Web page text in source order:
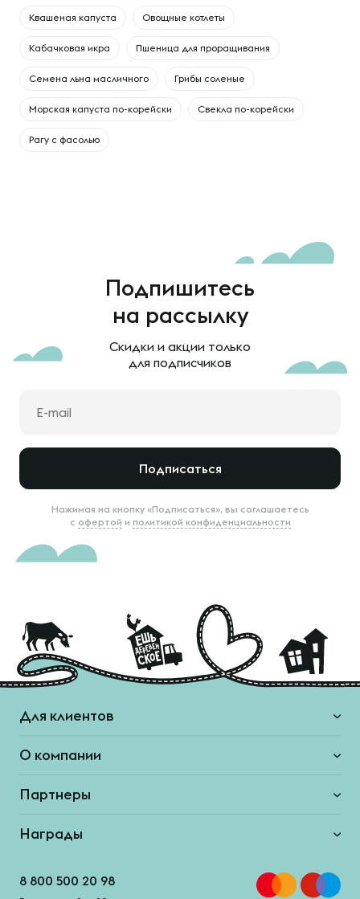
Квашеная капуста Овощные котлеты
Кабачковая икра Пшеница для проращивания
Семена льна масличного Грибы соленые
Морская капуста по-корейски Свекла по-корейски
Рагу с фасолью
Подпишитесь
на рассылку
Скидки и акции только
для подписчиков
Подписаться
Нажимая на кнопку «Подписаться», вы соглашаетесь
с офертой и политикой конфиденциальности
Для клиентов
О компании
Партнеры
Награды
8 800 500 20 98